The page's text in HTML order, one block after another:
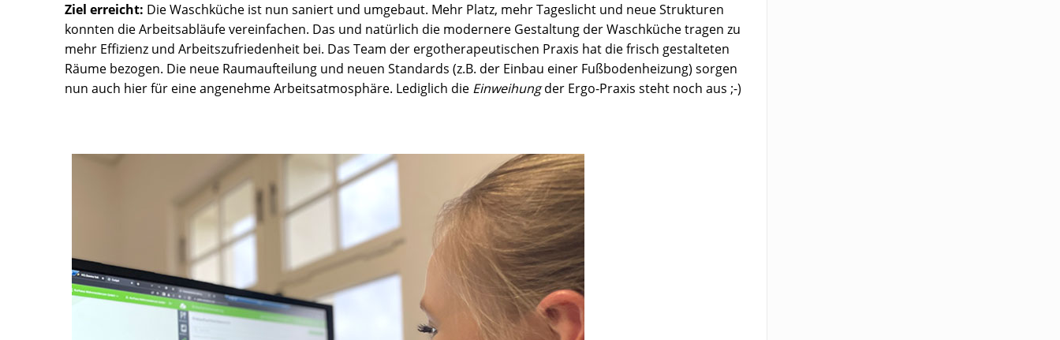
Ziel erreicht: Die Waschküche ist nun saniert und umgebaut. Mehr Platz, mehr Tageslicht und neue Strukturen
konnten die Arbeitsabläufe vereinfachen. Das und natürlich die modernere Gestaltung der Waschküche tragen zu
mehr Effizienz und Arbeitszufriedenheit bei. Das Team der ergotherapeutischen Praxis hat die frisch gestalteten
Räume bezogen. Die neue Raumaufteilung und neuen Standards (z.B. der Einbau einer Fußbodenheizung) sorgen
nun auch hier für eine angenehme Arbeitsatmosphäre. Lediglich die Einweihungder Ergo-Praxis steht noch aus ;-)